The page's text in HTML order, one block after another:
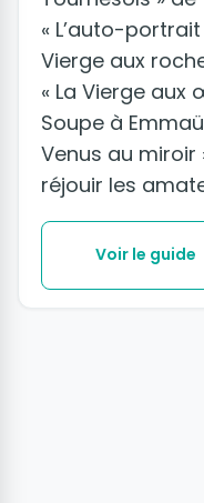
« L’auto-
Vierge aux
« La Vierge aux
Soupe à
Venus au miroir
réjouir les
Voir le guide